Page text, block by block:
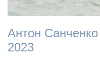
Антон
2023